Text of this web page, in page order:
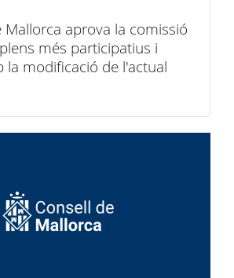
Mallorca aprova la comissió
més participatius i
la modificació de l'actual